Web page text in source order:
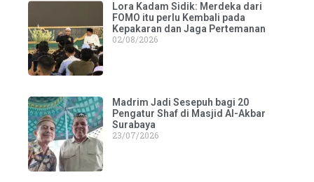
Lora Kadam Sidik: Merdeka dari
FOMO itu perlu Kembali pada
Kepakaran dan Jaga Pertemanan
02/08/2026
Madrim Jadi Sesepuh bagi 20
Pengatur Shaf di Masjid Al-Akbar
Surabaya
23/07/2026